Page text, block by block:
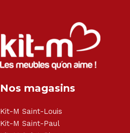
Nos magasins
Kit-M Saint-Louis
Kit-M Saint-Paul